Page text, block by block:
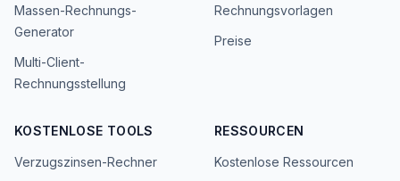
Massen-Rechnungs-
Generator
Multi-Client-
Rechnungsstellung
Rechnungsvorlagen
Preise
KOSTENLOSE TOOLS
Verzugszinsen-Rechner
RESSOURCEN
Kostenlose Ressourcen